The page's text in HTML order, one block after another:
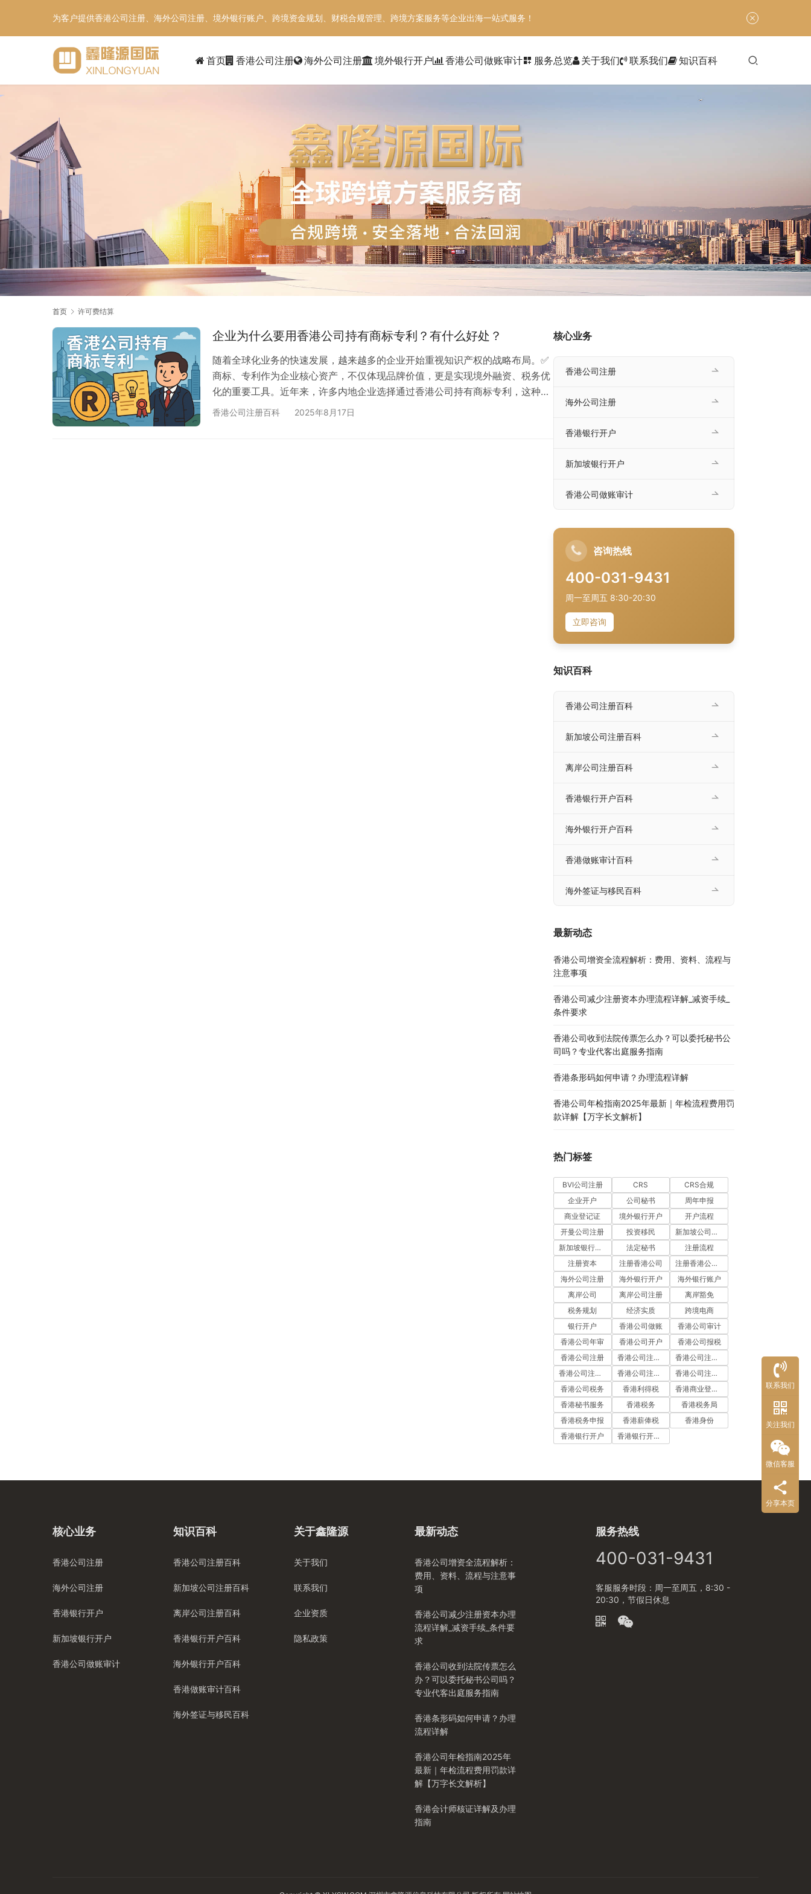
为客户提供香港公司注册、海外公司注册、境外银行账户、跨境资金规划、财税合规管理、跨境方案服务等企业出海一站式服务！
首页 香港公司注册 海外公司注册 境外银行开户 香港公司做账审计dashboard_customize 服务总览 关于我们 联系我们 知识百科
首页 许可费结算
企业为什么要用香港公司持有商标专利？有什么好处？
随着全球化业务的快速发展，越来越多的企业开始重视知识产权的战略布局。✅
商标、专利作为企业核心资产，不仅体现品牌价值，更是实现境外融资、税务优
化的重要工具。近年来，许多内地企业选择通过香港公司持有商标专利，这种架
构设计背后蕴含着怎样的商业智慧？ 香港作为国际金融中心，凭借其独特的税收
香港公司注册百科 2025年8月17日
核心业务
香港公司注册
海外公司注册
香港银行开户
新加坡银行开户
香港公司做账审计
咨询热线
400-031-9431
周一至周五 8:30-20:30
立即咨询
知识百科
香港公司注册百科
新加坡公司注册百科
离岸公司注册百科
香港银行开户百科
海外银行开户百科
香港做账审计百科
海外签证与移民百科
最新动态
香港公司增资全流程解析：费用、资料、流程与
注意事项
香港公司减少注册资本办理流程详解_减资手续_
条件要求
香港公司收到法院传票怎么办？可以委托秘书公
司吗？专业代客出庭服务指南
香港条形码如何申请？办理流程详解
香港公司年检指南2025年最新｜年检流程费用罚
款详解【万字长文解析】
热门标签
BVI公司注册 CRS
CRS合规
企业开户
公司秘书
周年申报
商业登记证
境外银行开户
开户流程
开曼公司注册
投资移民
新加坡公司注册
新加坡银行开户
法定秘书
注册流程
注册资本
注册香港公司
注册香港公司流程
海外公司注册
海外银行开户
海外银行账户
离岸公司
离岸公司注册
离岸豁免
税务规划
经济实质
跨境电商
银行开户
香港公司做账
香港公司审计
香港公司年审
香港公司开户
香港公司报税
香港公司注册
香港公司注册代办
香港公司注册处
香港公司注册流程
香港公司注册费用
香港公司注册资料
香港公司税务
香港利得税
香港商业登记证
香港秘书服务
香港税务
香港税务局
香港税务申报
香港薪俸税
香港身份
香港银行开户
香港银行开户流程
核心业务
香港公司注册
海外公司注册
香港银行开户
新加坡银行开户
香港公司做账审计
知识百科
香港公司注册百科
新加坡公司注册百科
离岸公司注册百科
香港银行开户百科
海外银行开户百科
香港做账审计百科
海外签证与移民百科
关于鑫隆源
关于我们
联系我们
企业资质
隐私政策
最新动态
香港公司增资全流程解析：
费用、资料、流程与注意事
项
香港公司减少注册资本办理
流程详解_减资手续_条件要
求
香港公司收到法院传票怎么
办？可以委托秘书公司吗？
专业代客出庭服务指南
香港条形码如何申请？办理
流程详解
香港公司年检指南2025年
最新｜年检流程费用罚款详
解【万字长文解析】
香港会计师核证详解及办理
指南
服务热线
400-031-9431
客服服务时段：周一至周五，8:30 -
20:30，节假日休息
联系我们
关注我们
微信客服
分享本页